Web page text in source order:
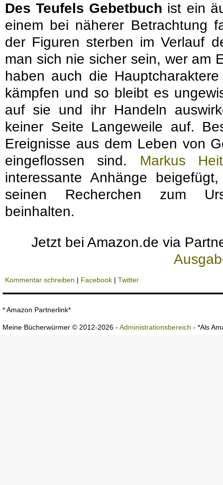
Des Teufels Gebetbuch ist ein
einem bei näherer Betrachtung
der Figuren sterben im Verlauf
man sich nie sicher sein, wer am
haben auch die
kämpfen und so bleibt es
auf sie und ihr Handeln
keiner Seite Langeweile auf.
Ereignisse aus dem Leben von
eingeflossen sind. Markus
interessante Anhänge
seinen Recherchen zum
beinhalten.
Jetzt bei Amazon.de via
Kommentar schreiben | Facebook | Twitter
* Amazon Partnerlink*
Meine Bücherwürmer © 2012-2026 - Administrationsbereich - *Als